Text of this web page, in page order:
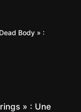
Body » :
» : Une